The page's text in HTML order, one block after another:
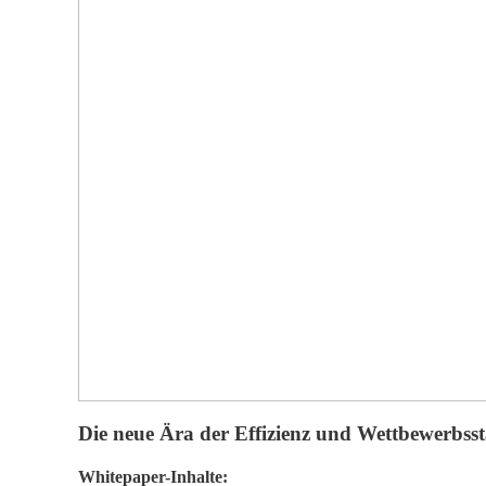
Die neue Ära der Effizienz und
Whitepaper-Inhalte: